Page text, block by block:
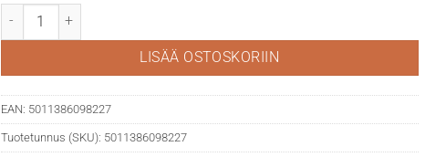
DR System 3 67-06 filbert keinokuitusivellin määrä
LISÄÄ OSTOSKORIIN
EAN: 5011386098227
Tuotetunnus (SKU): 5011386098227